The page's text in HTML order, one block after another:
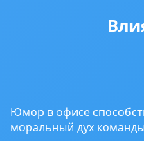
Юмор в офисе
моральный дух